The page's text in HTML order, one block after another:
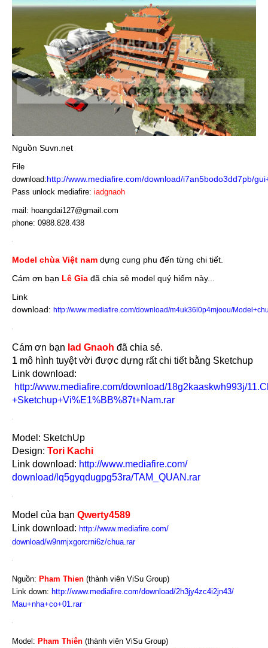
Nguồn Suvn.net
File
download:http://www.mediafire.com/download/i7an5bodo3dd7pb/
Pass unlock mediafire: iadgnaoh
mail: hoangdai127@gmail.com
phone: 0988.828.438
Model chùa Việt nam dựng cung phu đến từng chi tiết.
Cám ơn bạn Lê Gia đã chia sẻ model quý hiếm này...
Link
download: http://www.mediafire.com/download/m4uk36l0p4mjoou/
Cám ơn bạn Iad Gnaoh đã chia sẻ.
1 mô hình tuyệt vời được dựng rất chi tiết bằng Sketchup
Link download:
http://www.mediafire.com/download/18g2kaaskwh993j/
+Sketchup+Vi%E1%BB%87t+Nam.rar
Model: SketchUp
Design: Tori Kachi
Link download: http://www.mediafire.com/
download/lq5gyqdugpg53ra/TAM_QUAN.rar
Model của bạn Qwerty4589
Link download: http://www.mediafire.com/
download/w9nmjxgorcrni6z/chua.rar
Nguồn: Pham Thien (thành viên ViSu Group)
Link down: http://www.mediafire.com/download/2h3jy4zc4i2jn43/
Mau+nha+co+01.rar
Model: Pham Thiên (thành viên ViSu Group)